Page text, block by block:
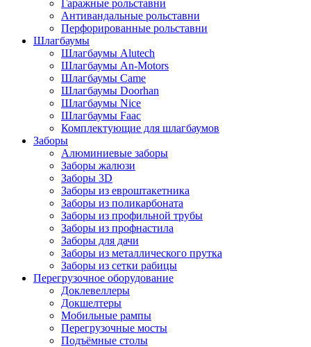
Гаражные рольставни
Антивандальные рольставни
Перфорированные рольставни
Шлагбаумы
Шлагбаумы Alutech
Шлагбаумы An-Motors
Шлагбаумы Came
Шлагбаумы Doorhan
Шлагбаумы Nice
Шлагбаумы Faac
Комплектующие для шлагбаумов
Заборы
Алюминиевые заборы
Заборы жалюзи
Заборы 3D
Заборы из евроштакетника
Заборы из поликарбоната
Заборы из профильной трубы
Заборы из профнастила
Заборы для дачи
Заборы из металлического прутка
Заборы из сетки рабицы
Перегрузочное оборудование
Доклевеллеры
Докшелтеры
Мобильные рампы
Перегрузочные мосты
Подъёмные столы